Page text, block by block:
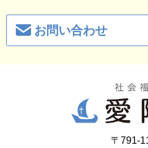
お問い合わせ
〒791-